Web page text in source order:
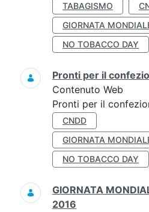
TABAGISMO
GIORNATA
NO TOBACCO DAY
Pronti per il
Contenuto Web
Pronti per il
CNDD
GIORNATA
NO TOBACCO DAY
GIORNATA
2016